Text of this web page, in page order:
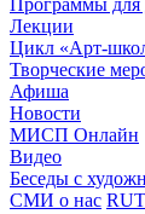
Программы для
Лекции
Цикл «Арт-
Творческие
Афиша
Новости
МИСП Онлайн
Видео
Беседы с
СМИ о нас